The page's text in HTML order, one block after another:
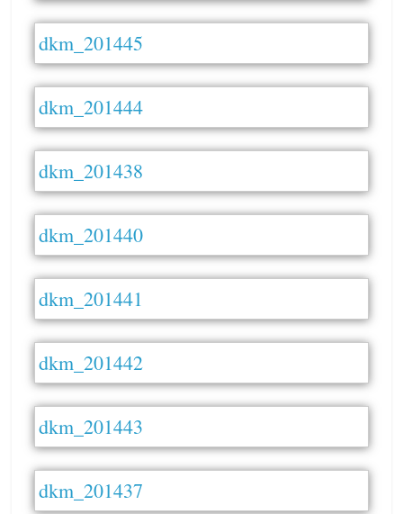
dkm_201445
dkm_201444
dkm_201438
dkm_201440
dkm_201441
dkm_201442
dkm_201443
dkm_201437